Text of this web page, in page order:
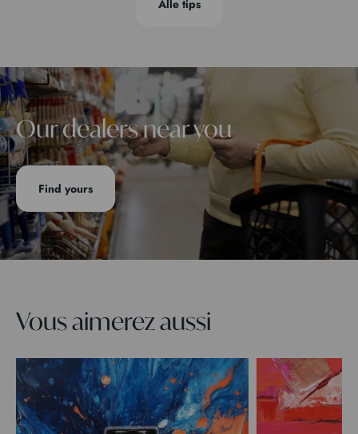
Alle tips
Our dealers near you
Find yours
Vous aimerez aussi